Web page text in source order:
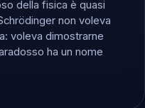
della fisica è quasi
non voleva
voleva dimostrarne
ha un nome